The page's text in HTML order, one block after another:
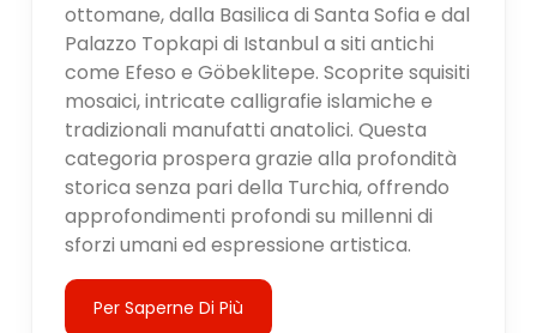
ottomane, dalla Basilica di Santa Sofia e dal
Palazzo Topkapi di Istanbul a siti antichi
come Efeso e Göbeklitepe. Scoprite squisiti
mosaici, intricate calligrafie islamiche e
tradizionali manufatti anatolici. Questa
categoria prospera grazie alla profondità
storica senza pari della Turchia, offrendo
approfondimenti profondi su millenni di
sforzi umani ed espressione artistica.
Per Saperne Di Più